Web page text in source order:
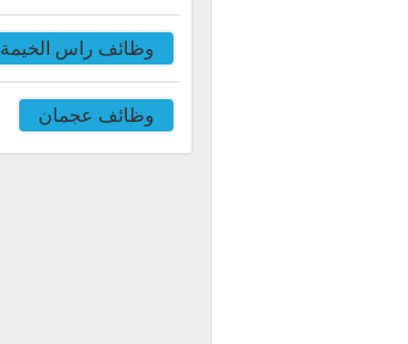
وظائف راس الخيمة
وظائف عجمان